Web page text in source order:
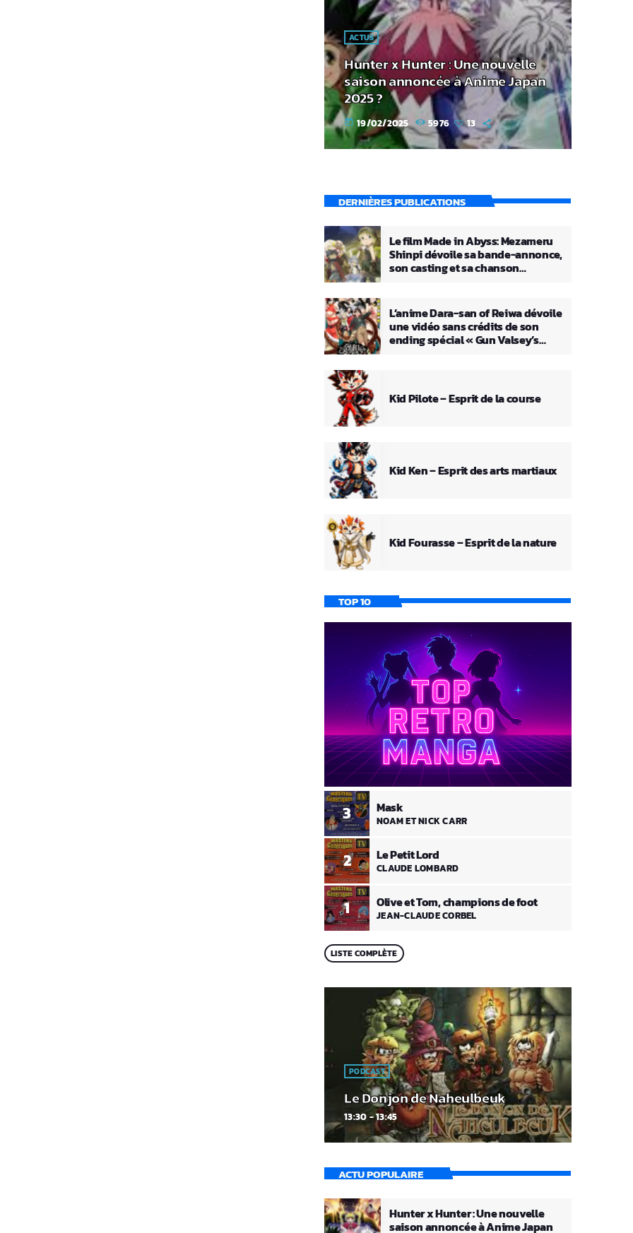
ACTUS
Hunter x Hunter : Une nouvelle
saison annoncée à Anime Japan
2025 ?
today 19/02/2025 5976 13
DERNIÈRES PUBLICATIONS
Le film Made in Abyss: Mezameru
Shinpi dévoile sa bande-annonce,
son casting et sa chanson
L’anime Dara-san of Reiwa dévoile
une vidéo sans crédits de son
ending spécial « Gun Valsey’s
Kid Pilote – Esprit de la course
Kid Ken – Esprit des arts martiaux
Kid Fourasse – Esprit de la nature
TOP 10
1 Olive et Tom, champions de foot
JEAN-CLAUDE CORBEL
2 Le Petit Lord
CLAUDE LOMBARD
3 Mask
NOAM ET NICK CARR
LISTE COMPLÈTE
PODCAST
Le Donjon de Naheulbeuk
13:30 - 13:45
ACTU POPULAIRE
Hunter x Hunter : Une nouvelle
saison annoncée à Anime Japan